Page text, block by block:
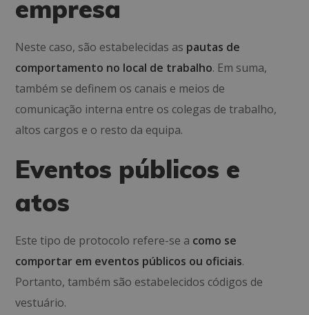
empresa
Neste caso, são estabelecidas as pautas de
comportamento no local de trabalho. Em suma,
também se definem os canais e meios de
comunicação interna entre os colegas de trabalho,
altos cargos e o resto da equipa.
Eventos públicos e
atos
Este tipo de protocolo refere-se a como se
comportar em eventos públicos ou oficiais.
Portanto, também são estabelecidos códigos de
vestuário.